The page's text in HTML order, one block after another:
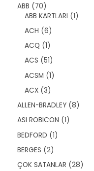
ü
ABB 707
0
ü
r
ü
n
ABB KARTLARI 11
ACH 66
ü
r
ü
n
ACQ 11
ü
r
ü
n
ACS 515
ü
r
n
ACSM 11
ü
ACX 33
r
ü
ALLEN-BRADLEY 88
ASI ROBICON 11
BEDFORD 11
ü
BERGES 22
ÇOK SATANLAR 282